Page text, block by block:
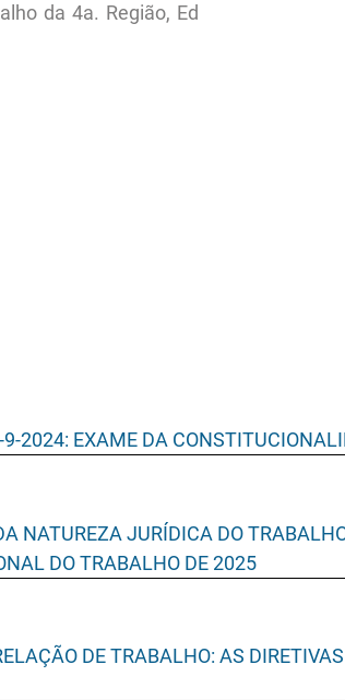
da 4a. Região, Ed
2024: EXAME DA
NATUREZA JURÍDICA DO
DO TRABALHO DE 2025
DE TRABALHO: AS